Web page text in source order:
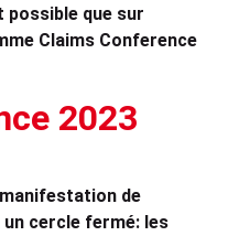
possible que sur
Claims Conference
2023
de
cercle fermé: les